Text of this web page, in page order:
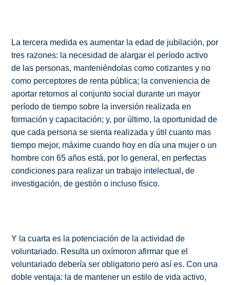
La tercera medida es aumentar la edad de jubilación, por
tres razones: la necesidad de alargar el período activo
de las personas, manteniéndolas como cotizantes y no
como perceptores de renta pública; la conveniencia de
aportar retornos al conjunto social durante un mayor
período de tiempo sobre la inversión realizada en
formación y capacitación; y, por último, la oportunidad de
que cada persona se sienta realizada y útil cuanto mas
tiempo mejor, máxime cuando hoy en día una mujer o un
hombre con 65 años está, por lo general, en perfectas
condiciones para realizar un trabajo intelectual, de
investigación, de gestión o incluso físico.
Y la cuarta es la potenciación de la actividad de
voluntariado. Resulta un oxímoron afirmar que el
voluntariado debería ser obligatorio pero así es. Con una
doble ventaja: la de mantener un estilo de vida activo,